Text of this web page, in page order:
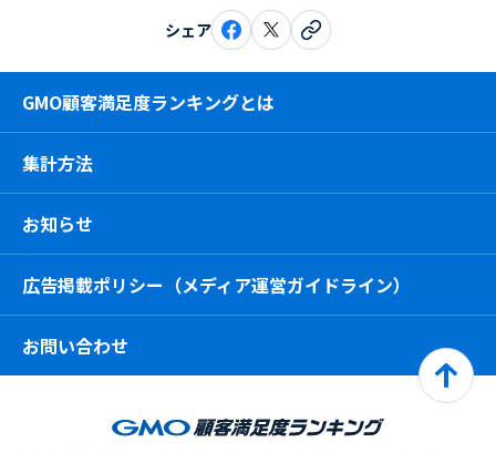
シェア
GMO顧客満足度ランキングとは
集計方法
お知らせ
広告掲載ポリシー（メディア運営ガイドライン）
お問い合わせ